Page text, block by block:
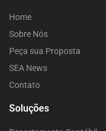
Home
Sobre Nós
Peça sua Proposta
SEA News
Contato
Soluções